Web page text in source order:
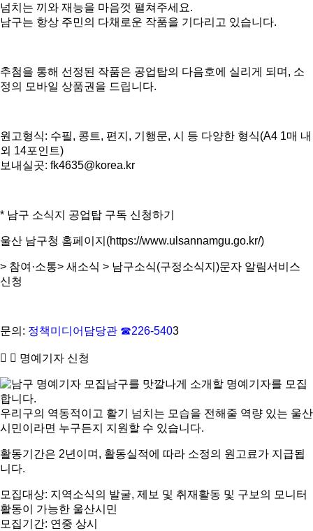
넘치는 끼와 재능을 마음껏 펼쳐주세요.
남구는 항상 주민의 다채로운 작품을 기다리고 있습니다.
추첨을 통해 선정된 작품은 공업탑의 다음호에 실리게 되며, 소
정의 모바일 상품권을 드립니다.
원고형식: 수필, 콩트, 편지, 기행문, 시 등 다양한 형식(A4 1매 내
외 14포인트)
보내실곳: fk4635@korea.kr
* 남구 소식지 공업탑 구독 신청하기
울산 남구청 홈페이지(https://www.ulsannamgu.go.kr/)
> 참여·소통> 새소식 > 남구소식(구정소식지)문자 알림서비스
신청
문의: 정책미디어담당관 ☎226-5403
명예기자 신청
남구를 맛깔나게 소개할 명예기자를 모집
합니다.
우리구의 역동적이고 활기 넘치는 모습을 전해줄 역량 있는 울산
시민이라면 누구든지 지원할 수 있습니다.
활동기간은 2년이며, 활동실적에 따라 소정의 원고료가 지급됩
니다.
모집대상: 지역소식의 발굴, 제보 및 취재활동 및 구보의 모니터
활동이 가능한 울산시민
모집기간: 연중 상시